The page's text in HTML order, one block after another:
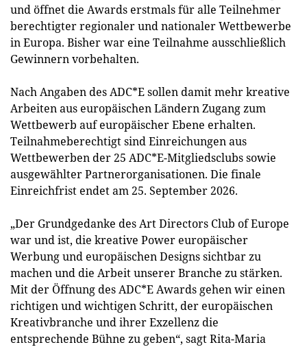
und öffnet die Awards erstmals für alle Teilnehmer
berechtigter regionaler und nationaler Wettbewerbe
in Europa. Bisher war eine Teilnahme ausschließlich
Gewinnern vorbehalten.
Nach Angaben des ADC*E sollen damit mehr kreative
Arbeiten aus europäischen Ländern Zugang zum
Wettbewerb auf europäischer Ebene erhalten.
Teilnahmeberechtigt sind Einreichungen aus
Wettbewerben der 25 ADC*E-Mitgliedsclubs sowie
ausgewählter Partnerorganisationen. Die finale
Einreichfrist endet am 25. September 2026.
„Der Grundgedanke des Art Directors Club of Europe
war und ist, die kreative Power europäischer
Werbung und europäischen Designs sichtbar zu
machen und die Arbeit unserer Branche zu stärken.
Mit der Öffnung des ADC*E Awards gehen wir einen
richtigen und wichtigen Schritt, der europäischen
Kreativbranche und ihrer Exzellenz die
entsprechende Bühne zu geben“, sagt Rita-Maria